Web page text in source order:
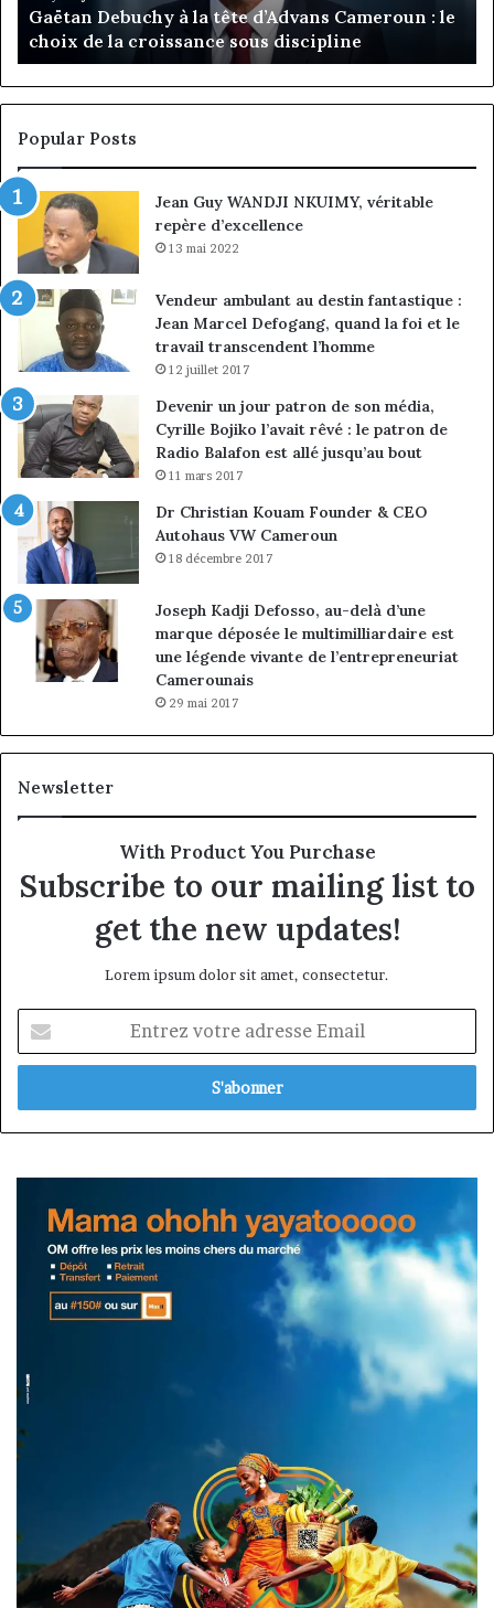
choix
de
la
croissance
sous
Gaëtan Debuchy à la tête d’Advans Cameroun : le
choix de la croissance sous discipline
à
la
Popular Posts
Jean Guy WANDJI NKUIMY, véritable
repère d’excellence
13 mai 2022
Vendeur ambulant au destin fantastique :
Jean Marcel Defogang, quand la foi et le
travail transcendent l’homme
12 juillet 2017
Devenir un jour patron de son média,
Cyrille Bojiko l’avait rêvé : le patron de
Radio Balafon est allé jusqu’au bout
11 mars 2017
Dr Christian Kouam Founder & CEO
Autohaus VW Cameroun
18 décembre 2017
Joseph Kadji Defosso, au-delà d’une
marque déposée le multimilliardaire est
une légende vivante de l’entrepreneuriat
Camerounais
29 mai 2017
Newsletter
With Product You Purchase
Subscribe to our mailing list to
get the new updates!
Lorem ipsum dolor sit amet, consectetur.
votre
adresse